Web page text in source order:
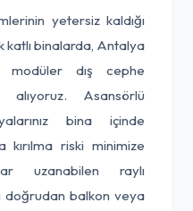
yetersiz kaldığı
binalarda, Antalya
dış cephe
alıyoruz. Asansörlü
bina içinde
kırılma riski minimize
uzanabilen raylı
doğrudan balkon veya